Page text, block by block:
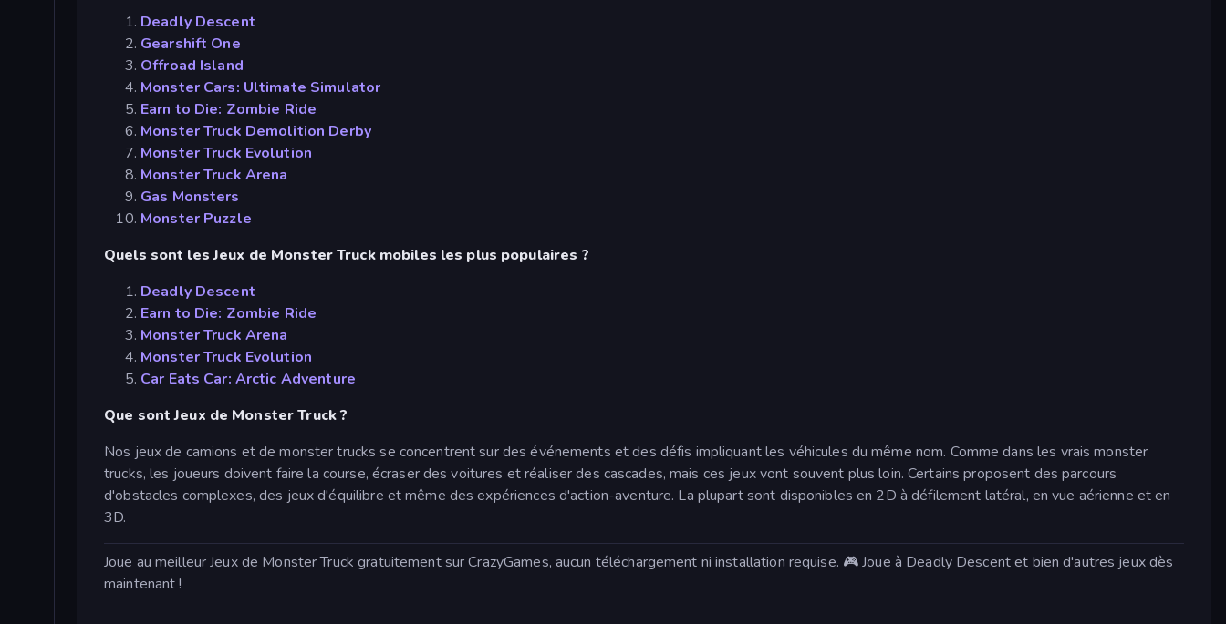
Deadly Descent
Gearshift One
Offroad Island
Monster Cars: Ultimate Simulator
Earn to Die: Zombie Ride
Monster Truck Demolition Derby
Monster Truck Evolution
Monster Truck Arena
Gas Monsters
Monster Puzzle
Quels sont les Jeux de Monster Truck mobiles les plus populaires ?
Deadly Descent
Earn to Die: Zombie Ride
Monster Truck Arena
Monster Truck Evolution
Car Eats Car: Arctic Adventure
Que sont Jeux de Monster Truck ?
Nos jeux de camions et de monster trucks se concentrent sur des événements et des défis impliquant les véhicules du même nom. Comme dans les vrais monster
trucks, les joueurs doivent faire la course, écraser des voitures et réaliser des cascades, mais ces jeux vont souvent plus loin. Certains proposent des parcours
d'obstacles complexes, des jeux d'équilibre et même des expériences d'action-aventure. La plupart sont disponibles en 2D à défilement latéral, en vue aérienne et en
3D.
Joue au meilleur Jeux de Monster Truck gratuitement sur CrazyGames, aucun téléchargement ni installation requise. 🎮 Joue à Deadly Descent et bien d'autres jeux dès
maintenant !